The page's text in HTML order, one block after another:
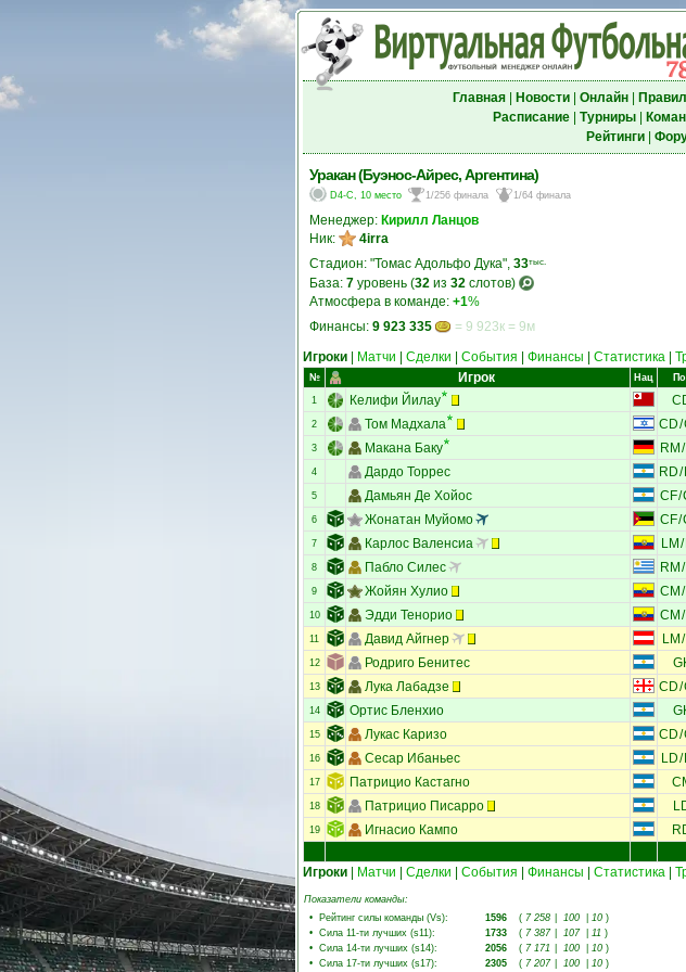
Главная| Новости| Онлайн|
Расписание| Турниры|
Рейтинги|
Уракан (Буэнос-Айрес, Аргентина)
D4-C, 10 место 1/256 финала 1/64 финала
Менеджер: Кирилл Ланцов
Ник:
4irra
Стадион: "Томас Адольфо Дука", 33тыс.
База: 7 уровень (32 из 32 слотов)
Атмосфера в команде: +1%
Финансы: 9 923 335 = 9 923к = 9м
Игроки Матчи Сделки События Финансы Статистика
№ Игрок Нац
1 Келифи Йилау
2 Том Мадхала CD/
3 Макана Баку RM /
4 Дардо Торрес RD/
5 Дамьян Де Хойос CF/
6 Жонатан Муйомо CF/
7 Карлос Валенсиа LM /
8 Пабло Силес RM /
9 Жойян Хулио CM /
10 Эдди Тенорио CM /
11 Давид Айгнер LM /
12 Родриго Бенитес
13 Лука Лабадзе CD/
14 Ортис Бленхио
15 Лукас Каризо CD/
16 Сесар Ибаньес LD/
17 Патрицио Кастагно
18 Патрицио Писарро
19 Игнасио Кампо
Игроки
Матчи Сделки События Финансы Статистика
Показатели команды:
• Рейтинг силы команды (Vs): 1596 ( 7 258 100 10 )
• Сила 11-ти лучших (s11): 1733 ( 7 387 107 11 )
• Сила 14-ти лучших (s14): 2056 ( 7 171 100 10 )
• Сила 17-ти лучших (s17): 2305 ( 7 207 100 10 )